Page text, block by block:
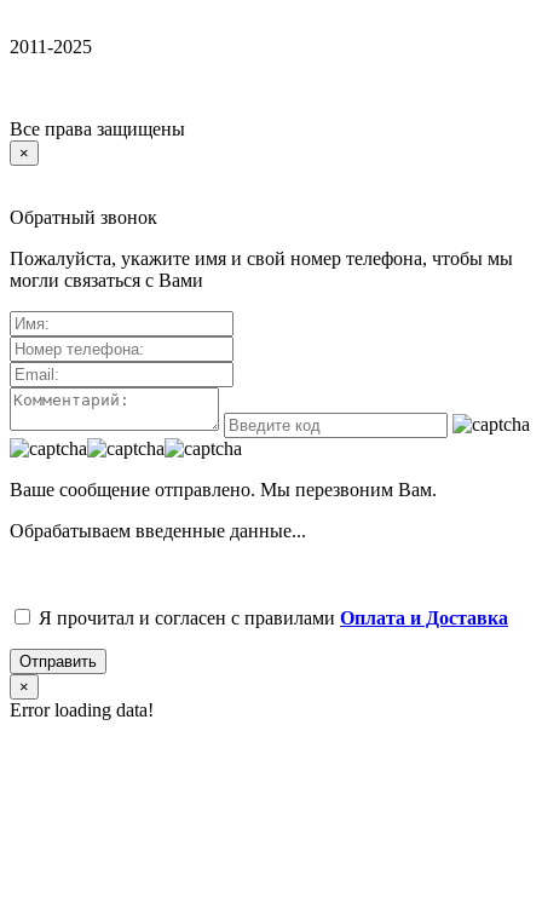
2011-2025
Все права защищены
×
Обратный звонок
Пожалуйста, укажите имя и свой номер телефона, чтобы мы
могли связаться с Вами
Ваше сообщение отправлено. Мы перезвоним Вам.
Обрабатываем введенные данные...
Я прочитал и согласен с правилами Оплата и Доставка
Отправить
×
Error loading data!